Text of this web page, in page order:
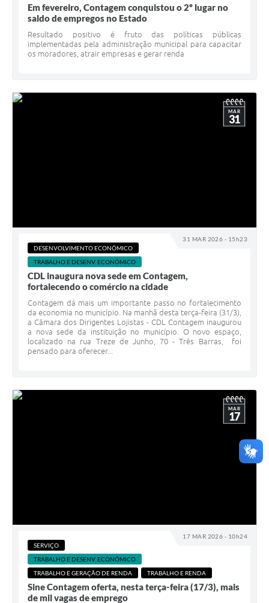
Em fevereiro, Contagem conquistou o 2º lugar no
saldo de empregos no Estado
Resultado positivo é fruto das políticas públicas
implementadas pela administração municipal para capacitar
os moradores, atrair empresas e gerar renda
31 MAR 2026 - 15h23
MAR
31
DESENVOLVIMENTO ECONÔMICO
TRABALHO E DESENV. ECONÔMICO
CDL inaugura nova sede em Contagem,
fortalecendo o comércio na cidade
Contagem dá mais um importante passo no fortalecimento
da economia no município. Na manhã desta terça-feira (31/3),
a Câmara dos Dirigentes Lojistas - CDL Contagem inaugurou
a nova sede da instituição no município. O novo espaço,
localizado na rua Treze de Junho, 70 - Três Barras, foi
pensado para oferecer...
17 MAR 2026 - 10h24
MAR
17
SERVIÇO
TRABALHO E DESENV. ECONÔMICO
TRABALHO E GERAÇÃO DE RENDA
TRABALHO E RENDA
Sine Contagem oferta, nesta terça-feira (17/3), mais
de mil vagas de emprego